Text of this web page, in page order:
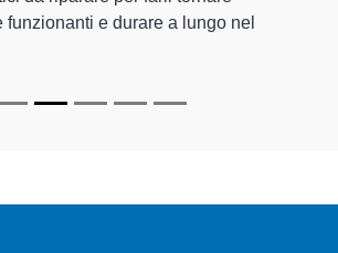
funzionanti e durare a lungo nel